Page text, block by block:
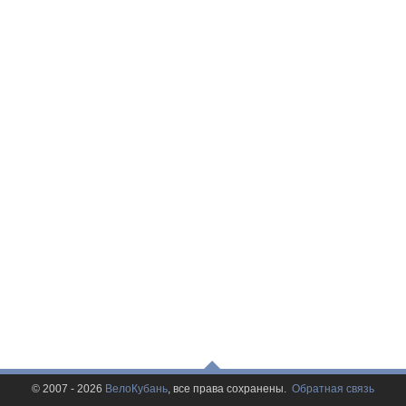
© 2007 - 2026 ВелоКубань, все права сохранены. Обратная связь